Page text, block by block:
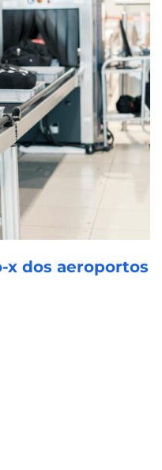
x dos aeroportos